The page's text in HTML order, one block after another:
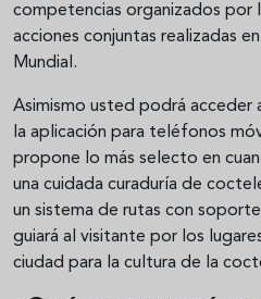
competencias organizados por
acciones conjuntas realizadas
Mundial.
Asimismo usted podrá acceder
la aplicación para teléfonos
propone lo más selecto en
una cuidada curaduría de
un sistema de rutas con
guiará al visitante por los
ciudad para la cultura de la